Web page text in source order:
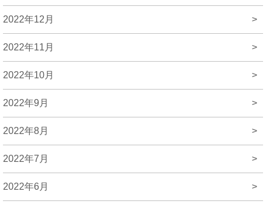
2022年12月 >
2022年11月 >
2022年10月 >
2022年9月 >
2022年8月 >
2022年7月 >
2022年6月 >